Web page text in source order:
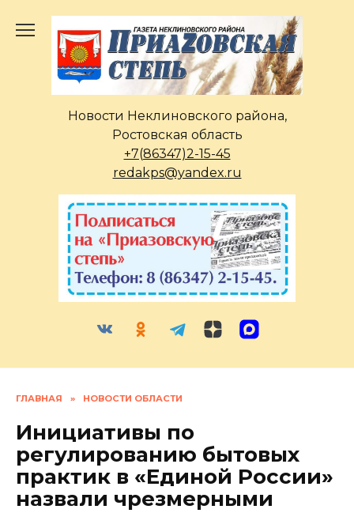
содержанию
Новости Неклиновского района,
Ростовская область
+7(86347)2-15-45
redakps@yandex.ru
ГЛАВНАЯ » НОВОСТИ ОБЛАСТИ
Инициативы по
регулированию бытовых
практик в «Единой России»
назвали чрезмерными